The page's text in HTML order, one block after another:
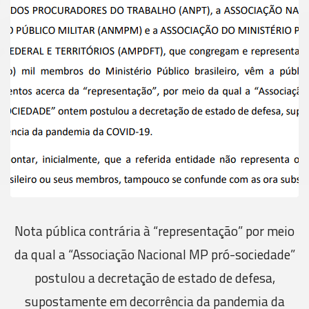
Nota pública contrária à “representação” por meio
da qual a “Associação Nacional MP pró-sociedade”
postulou a decretação de estado de defesa,
supostamente em decorrência da pandemia da